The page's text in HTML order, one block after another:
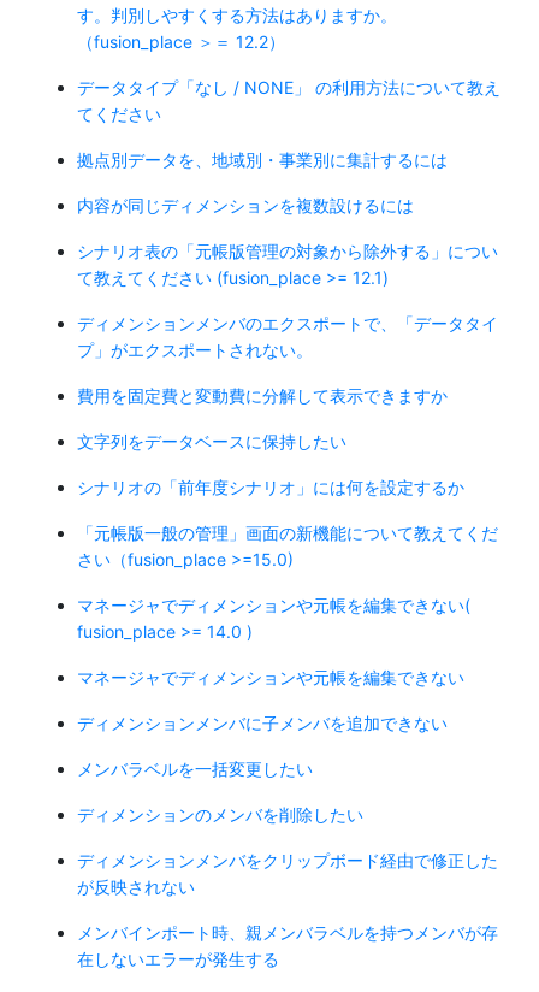
す。判別しやすくする方法はありますか。
（fusion_place ＞＝ 12.2）
データタイプ「なし / NONE」 の利用方法について教え
てください
拠点別データを、地域別・事業別に集計するには
内容が同じディメンションを複数設けるには
シナリオ表の「元帳版管理の対象から除外する」につい
て教えてください (fusion_place >= 12.1)
ディメンションメンバのエクスポートで、「データタイ
プ」がエクスポートされない。
費用を固定費と変動費に分解して表示できますか
文字列をデータベースに保持したい
シナリオの「前年度シナリオ」には何を設定するか
「元帳版一般の管理」画面の新機能について教えてくだ
さい（fusion_place >=15.0)
マネージャでディメンションや元帳を編集できない(
fusion_place >= 14.0 )
マネージャでディメンションや元帳を編集できない
ディメンションメンバに子メンバを追加できない
メンバラベルを一括変更したい
ディメンションのメンバを削除したい
ディメンションメンバをクリップボード経由で修正した
が反映されない
メンバインポート時、親メンバラベルを持つメンバが存
在しないエラーが発生する